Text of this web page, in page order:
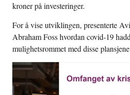
kroner på investeringer.
For å vise utviklingen, presenterte
Abraham Foss hvordan covid-19
mulighetsrommet med disse